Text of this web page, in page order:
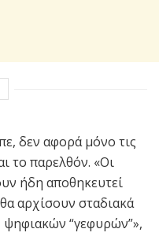
δεν αφορά μόνο τις
το παρελθόν. «Οι
ήδη αποθηκευτεί
αρχίσουν σταδιακά
“γεφυρών”»,